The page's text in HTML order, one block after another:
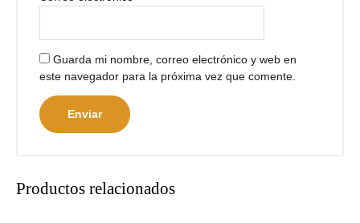
Guarda mi nombre, correo electrónico y web en
este navegador para la próxima vez que comente.
Productos relacionados